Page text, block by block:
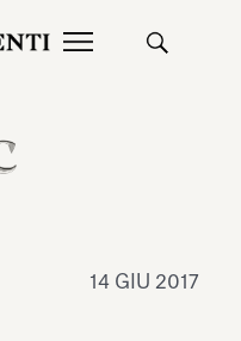
27 LUG 2026
14 GIU 2017